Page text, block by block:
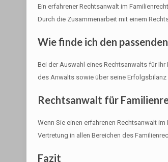
Ein erfahrener Rechtsanwalt im
Durch die Zusammenarbeit mit einem
Wie finde ich den
Bei der Auswahl eines Rechtsanwalts für
des Anwalts sowie über seine
Rechtsanwalt für
Wenn Sie einen erfahrenen Rechtsanwalt
Vertretung in allen Bereichen des
Fazit